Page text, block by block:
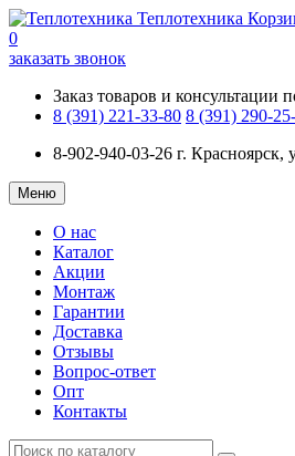
Теплотехника
0
заказать звонок
Заказ товаров и консультации
8 (391) 221-33-80 8 (391) 290-
8-902-940-03-26 г. Красноярск,
Меню
О нас
Каталог
Акции
Монтаж
Гарантии
Доставка
Отзывы
Вопрос-ответ
Опт
Контакты